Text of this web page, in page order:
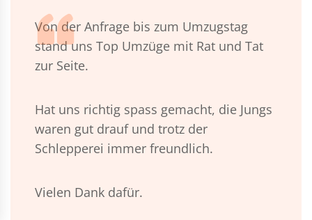
Von der Anfrage bis zum Umzugstag
stand uns Top Umzüge mit Rat und Tat
zur Seite.
Hat uns richtig spass gemacht, die Jungs
waren gut drauf und trotz der
Schlepperei immer freundlich.
Vielen Dank dafür.